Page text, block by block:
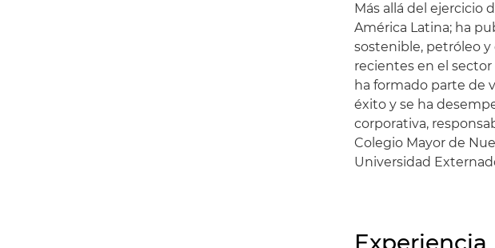
Más allá del ejercicio
América Latina; ha
sostenible, petróleo y
recientes en el
ha formado parte de
éxito y se ha
corporativa,
Colegio Mayor de
Universidad